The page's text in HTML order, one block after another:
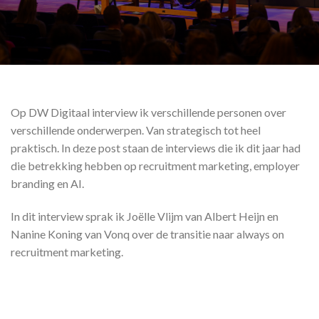
Op DW Digitaal interview ik verschillende personen over
verschillende onderwerpen. Van strategisch tot heel
praktisch. In deze post staan de interviews die ik dit jaar had
die betrekking hebben op recruitment marketing, employer
branding en AI.
In dit interview sprak ik Joëlle Vlijm van Albert Heijn en
Nanine Koning van Vonq over de transitie naar always on
recruitment marketing.